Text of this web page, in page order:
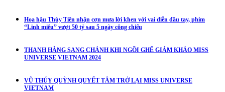
Hoa hậu Thùy Tiên nhận cơn mưa lời khen với vai diễn đầu tay, phim
“Linh miêu” vượt 50 tỷ sau 5 ngày công chiếu
THANH HẰNG SANG CHẢNH KHI NGỒI GHẾ GIÁM KHẢO MISS
UNIVERSE VIETNAM 2024
VŨ THÚY QUỲNH QUYẾT TÂM TRỞ LẠI MISS UNIVERSE
VIETNAM